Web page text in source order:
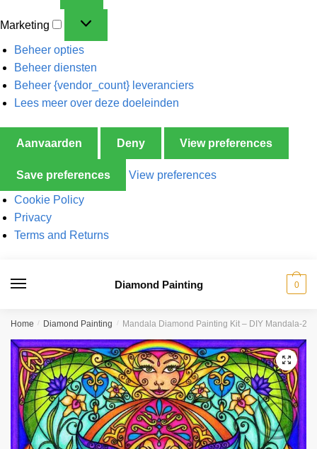
Marketing
Beheer opties
Beheer diensten
Beheer {vendor_count} leveranciers
Lees meer over deze doeleinden
Aanvaarden Deny View preferences
Save preferences View preferences
Cookie Policy
Privacy
Terms and Returns
Diamond Painting 0
Home / Diamond Painting / Mandala Diamond Painting Kit – DIY Mandala-21
🔍